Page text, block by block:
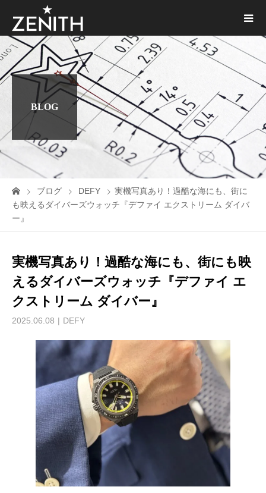
BLOG
ブログ DEFY
実機写真あり！過酷な海にも、街に
も映えるダイバーズウォッチ『デファイ エクストリーム ダイバ
ー』
実機写真あり！過酷な海にも、街にも映
えるダイバーズウォッチ『デファイ エ
クストリーム ダイバー』
2025.06.08 DEFY